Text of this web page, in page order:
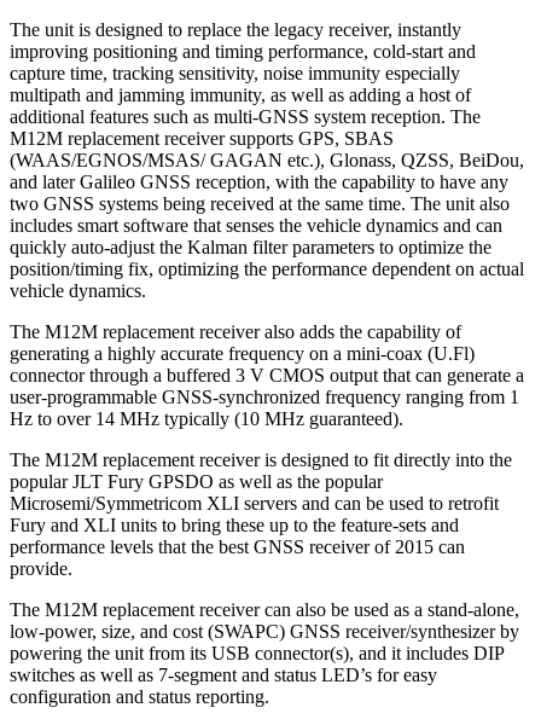
The unit is designed to replace the legacy receiver, instantly
improving positioning and timing performance, cold-start and
capture time, tracking sensitivity, noise immunity especially
multipath and jamming immunity, as well as adding a host of
additional features such as multi-GNSS system reception. The
M12M replacement receiver supports GPS, SBAS
(WAAS/EGNOS/MSAS/ GAGAN etc.), Glonass, QZSS, BeiDou,
and later Galileo GNSS reception, with the capability to have any
two GNSS systems being received at the same time. The unit also
includes smart software that senses the vehicle dynamics and can
quickly auto-adjust the Kalman filter parameters to optimize the
position/timing fix, optimizing the performance dependent on actual
vehicle dynamics.
The M12M replacement receiver also adds the capability of
generating a highly accurate frequency on a mini-coax (U.Fl)
connector through a buffered 3 V CMOS output that can generate a
user-programmable GNSS-synchronized frequency ranging from 1
Hz to over 14 MHz typically (10 MHz guaranteed).
The M12M replacement receiver is designed to fit directly into the
popular JLT Fury GPSDO as well as the popular
Microsemi/Symmetricom XLI servers and can be used to retrofit
Fury and XLI units to bring these up to the feature-sets and
performance levels that the best GNSS receiver of 2015 can
provide.
The M12M replacement receiver can also be used as a stand-alone,
low-power, size, and cost (SWAPC) GNSS receiver/synthesizer by
powering the unit from its USB connector(s), and it includes DIP
switches as well as 7-segment and status LED’s for easy
configuration and status reporting.